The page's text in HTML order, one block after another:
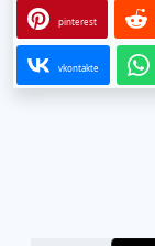
pinterest
vkontakte